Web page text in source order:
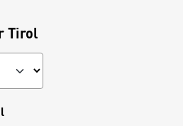
Tirol